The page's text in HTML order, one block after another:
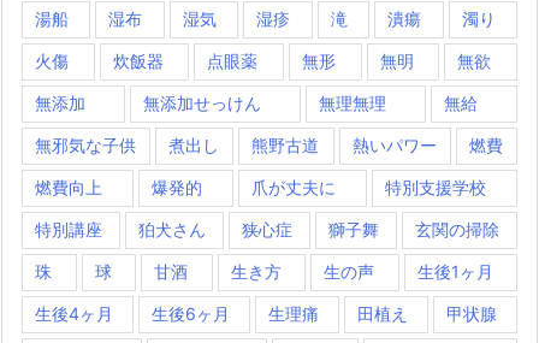
湯船 湿布 湿気 湿疹 滝 潰瘍 濁り
火傷 炊飯器 点眼薬 無形 無明 無欲
無添加 無添加せっけん 無理無理 無給
無邪気な子供 煮出し 熊野古道 熱いパワー 燃費
燃費向上 爆発的 爪が丈夫に 特別支援学校
特別講座 狛犬さん 狭心症 獅子舞 玄関の掃除
珠 球 甘酒 生き方 生の声 生後1ヶ月
生後4ヶ月 生後6ヶ月 生理痛 田植え 甲状腺